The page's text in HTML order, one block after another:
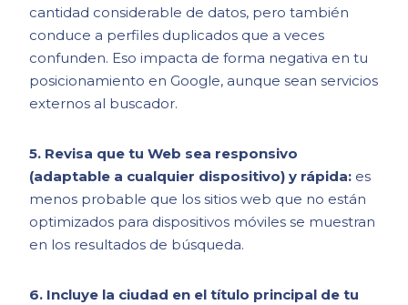
cantidad considerable de datos, pero también
conduce a perfiles duplicados que a veces
confunden. Eso impacta de forma negativa en tu
posicionamiento en Google, aunque sean servicios
externos al buscador.
5. Revisa que tu Web sea responsivo
(adaptable a cualquier dispositivo) y rápida: es
menos probable que los sitios web que no están
optimizados para dispositivos móviles se muestran
en los resultados de búsqueda.
6. Incluye la ciudad en el título principal de tu